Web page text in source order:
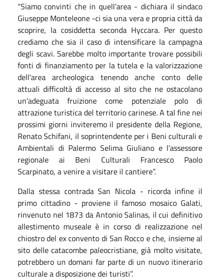
“Siamo convinti che in quell’area - dichiara il sindaco
Giuseppe Monteleone -ci sia una vera e propria città da
scoprire, la cosiddetta seconda Hyccara. Per questo
crediamo che sia il caso di intensificare la campagna
degli scavi. Sarebbe molto importante trovare possibili
fonti di finanziamento per la tutela e la valorizzazione
dell'area archeologica tenendo anche conto delle
attuali difficoltà di accesso al sito che ne ostacolano
un'adeguata fruizione come potenziale polo di
attrazione turistica del territorio carinese. A tal fine nei
prossimi giorni inviteremo il presidente della Regione,
Renato Schifani, il soprintendente per i Beni culturali e
Ambientali di Palermo Selima Giuliano e l’assessore
regionale ai Beni Culturali Francesco Paolo
Scarpinato, a venire a visitare il cantiere”.
Dalla stessa contrada San Nicola - ricorda infine il
primo cittadino - proviene il famoso mosaico Galati,
rinvenuto nel 1873 da Antonio Salinas, il cui definitivo
allestimento museale è in corso di realizzazione nel
chiostro del ex convento di San Rocco e che, insieme al
sito delle catacombe paleocristiane, già molto visitate,
potrebbero un domani far parte di un nuovo itinerario
culturale a disposizione dei turisti”.